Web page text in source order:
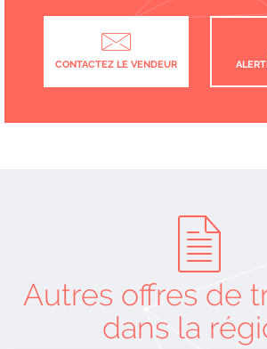
CONTACTEZ LE VENDEUR
Autres offres de
dans la